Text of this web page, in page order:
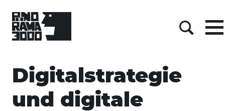
Skip
content
Digitalstrategie
und digitale